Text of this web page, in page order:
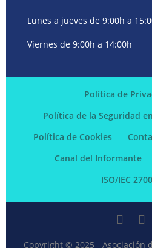
Lunes a jueves de 9:00h a
Viernes de 9:00h a 14:00h
Política de
Política de la Seguridad
Política de Cookies
Canal del Informante
ISO/IEC
Copyright © 2025 - Asociación